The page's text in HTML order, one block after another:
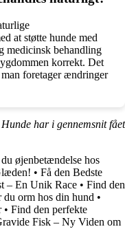
at støtte hunde med
medicinsk behandling
korrekt. Det
foretager ændringer
har i gennemsnit fået
øjenbetændelse hos
• Få den Bedste
– En Unik Race • Find den
du orm hos din hund •
• Find den perfekte
Fisk – Ny Viden om